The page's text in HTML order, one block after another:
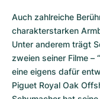
Auch zahlreiche
charakterstarken
Unter anderem trägt
zweien seiner Filme –
eine eigens dafür
Piguet Royal Oak